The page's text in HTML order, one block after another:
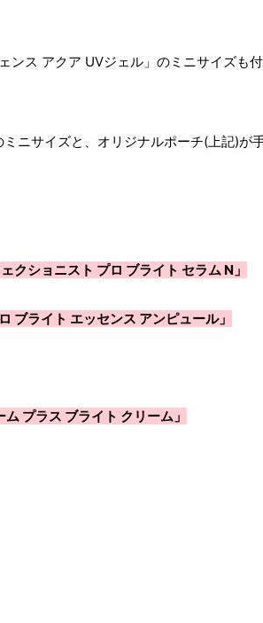
ンス アクア UVジェル」のミニサイズも
ニサイズと、オリジナルポーチ(上記)が
ェクショニスト プロ ブライト セラム N」
ブライト エッセンス アンピュール」
ム プラス ブライト クリーム」